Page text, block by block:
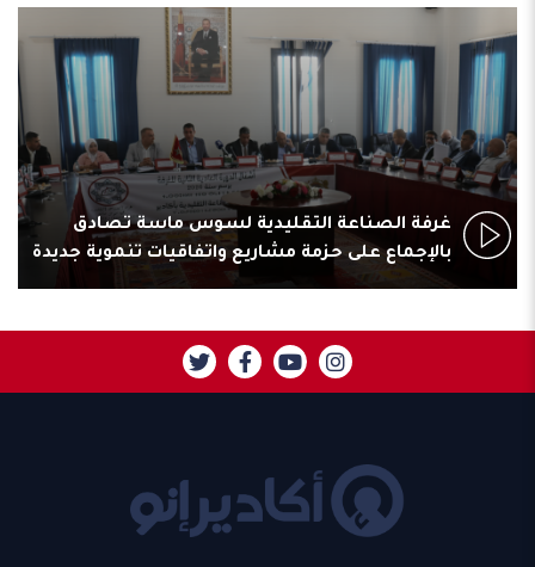
غرفة الصناعة التقليدية لسوس ماسة تصادق
بالإجماع على حزمة مشاريع واتفاقيات تنموية جديدة